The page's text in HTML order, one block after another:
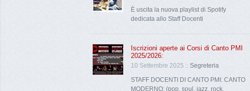
È uscita la nuova playlist di Spotify
dedicata allo Staff Docenti
Iscrizioni aperte ai Corsi di Canto PMI
2025/2026:
10 Settembre 2025 :: Segreteria
STAFF DOCENTI DI CANTO PMI: CANTO
MODERNO: (pop, soul, jazz, rock,